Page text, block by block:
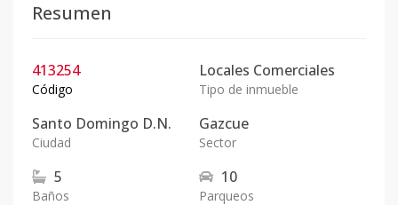
Resumen
413254
Código
Locales Comerciales
Tipo de inmueble
Santo Domingo D.N.
Ciudad
Gazcue
Sector
5
Baños
10
Parqueos